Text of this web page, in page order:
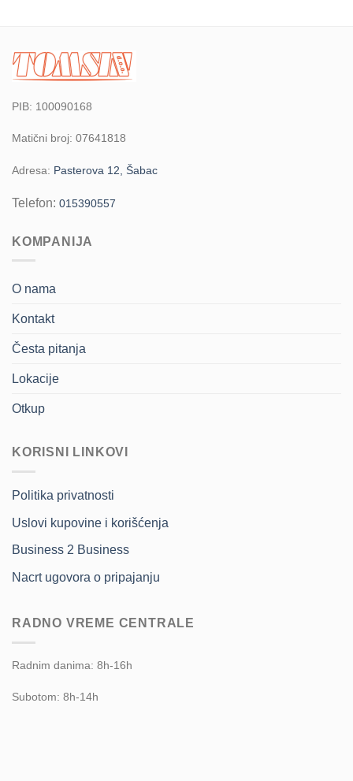
PIB: 100090168
Matični broj: 07641818
Adresa: Pasterova 12, Šabac
Telefon: 015390557
KOMPANIJA
O nama
Kontakt
Česta pitanja
Lokacije
Otkup
KORISNI LINKOVI
Politika privatnosti
Uslovi kupovine i korišćenja
Business 2 Business
Nacrt ugovora o pripajanju
RADNO VREME CENTRALE
Radnim danima: 8h-16h
Subotom: 8h-14h